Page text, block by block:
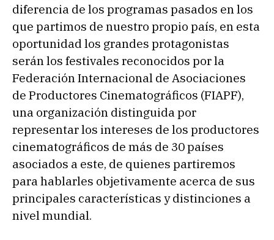
diferencia de los programas pasados en los
que partimos de nuestro propio país, en esta
oportunidad los grandes protagonistas
serán los festivales reconocidos por la
Federación Internacional de Asociaciones
de Productores Cinematográficos (FIAPF),
una organización distinguida por
representar los intereses de los productores
cinematográficos de más de 30 países
asociados a este, de quienes partiremos
para hablarles objetivamente acerca de sus
principales características y distinciones a
nivel mundial.